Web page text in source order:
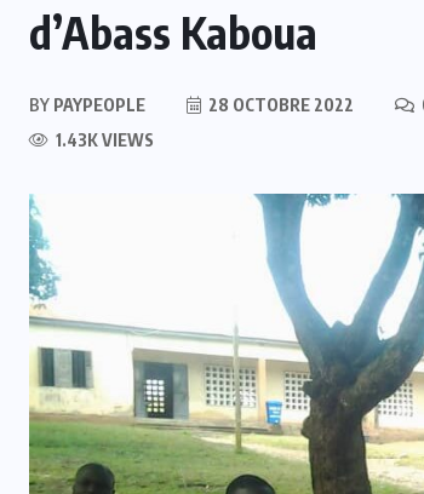
d’Abass Kaboua
BY PAYPEOPLE 28 OCTOBRE 2022
1.43K VIEWS